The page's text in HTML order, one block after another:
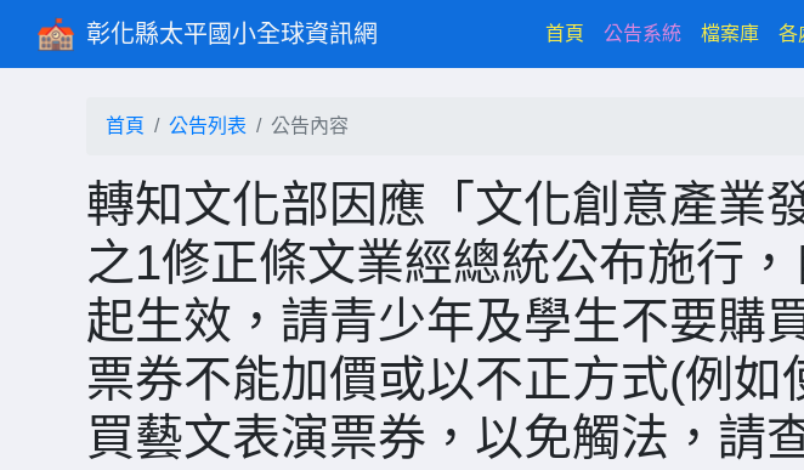
彰化縣太平國小全球資訊網 首頁(current)
公告系統 檔案庫 各
首頁 公告列表 公告內容
轉知文化部因應「文化創意產業
之1修正條文業經總統公布施行，
起生效，請青少年及學生不要購
票券不能加價或以不正方式(例如
買藝文表演票券，以免觸法，請